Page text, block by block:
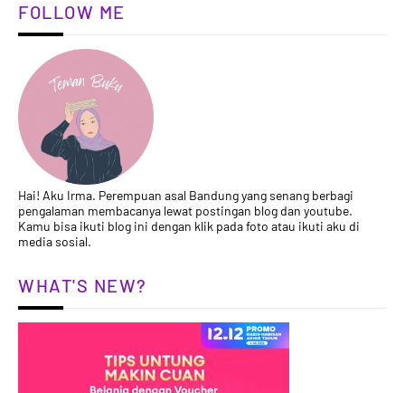
FOLLOW ME
Hai! Aku Irma. Perempuan asal Bandung yang senang berbagi
pengalaman membacanya lewat postingan blog dan youtube.
Kamu bisa ikuti blog ini dengan klik pada foto atau ikuti aku di
media sosial.
WHAT'S NEW?